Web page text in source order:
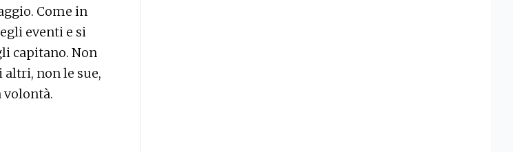
Come in
eventi e si
capitano. Non
altri, non le sue,
volontà.